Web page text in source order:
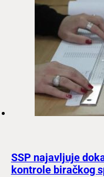
SSP najavljuje
kontrole biračkog